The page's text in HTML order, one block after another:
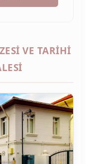
VE TARIHI